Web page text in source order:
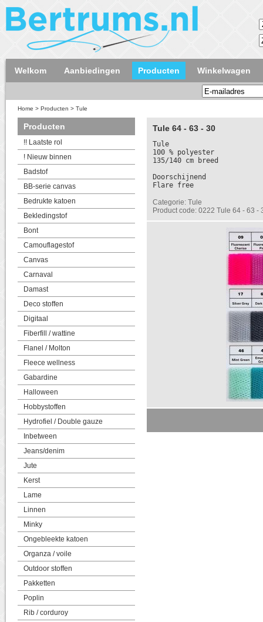
Welkom Aanbiedingen Producten Winkelwagen
Home > Producten > Tule
Producten
!! Laatste rol
! Nieuw binnen
Badstof
BB-serie canvas
Bedrukte katoen
Bekledingstof
Bont
Camouflagestof
Canvas
Carnaval
Damast
Deco stoffen
Digitaal
Fiberfill / wattine
Flanel / Molton
Fleece wellness
Gabardine
Halloween
Hobbystoffen
Hydrofiel / Double gauze
Inbetween
Jeans/denim
Jute
Kerst
Lame
Linnen
Minky
Ongebleekte katoen
Organza / voile
Outdoor stoffen
Pakketten
Poplin
Rib / corduroy
Tule 64 - 63 - 30
Tule
100 % polyester
135/140 cm breed
Doorschijnend
Flare free
Categorie: Tule
Product code: 0222 Tule 64 - 63 -